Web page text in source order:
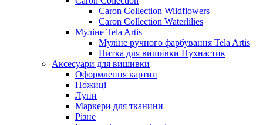
Caron Collection Wildflowers
Caron Collection Waterlilies
Муліне Tela Artis
Муліне ручного фарбування Tela Artis
Нитка для вишивки Пухнастик
Аксесуари для вишивки
Оформлення картин
Ножиці
Лупи
Маркери для тканини
Різне